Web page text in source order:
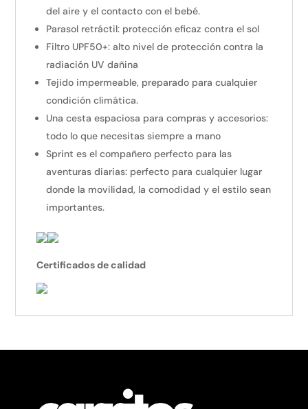
del aire y el contacto con el bebé.
Parasol retráctil: protección eficaz contra el sol
Filtro UPF50+: alto nivel de protección contra la
radiación UV dañina
Tejido impermeable, preparado para cualquier
condición climática.
Una cesta espaciosa para compras y accesorios:
todo lo que necesitas siempre a mano
Sprint es el compañero perfecto para las
aventuras diarias: perfecto para cualquier lugar
donde la movilidad, la comodidad y el estilo sean
importantes.
Certificados de calidad